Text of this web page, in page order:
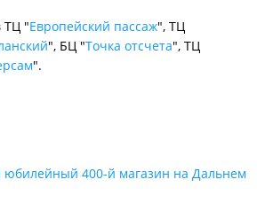
ТЦ "Европейский пассаж", ТЦ
", БЦ "Точка отсчета", ТЦ
".
юбилейный 400-й магазин на Дальнем